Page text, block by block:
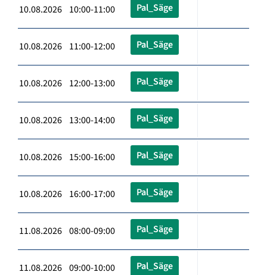
10.08.2026 10:00-11:00 Pal_Säge
10.08.2026 11:00-12:00 Pal_Säge
10.08.2026 12:00-13:00 Pal_Säge
10.08.2026 13:00-14:00 Pal_Säge
10.08.2026 15:00-16:00 Pal_Säge
10.08.2026 16:00-17:00 Pal_Säge
11.08.2026 08:00-09:00 Pal_Säge
11.08.2026 09:00-10:00 Pal_Säge